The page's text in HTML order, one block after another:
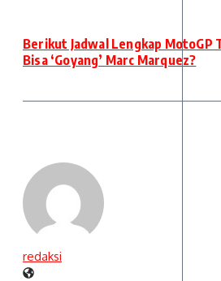
Berikut Jadwal Lengkap MotoGP
Bisa ‘Goyang’ Marc Marquez?
redaksi